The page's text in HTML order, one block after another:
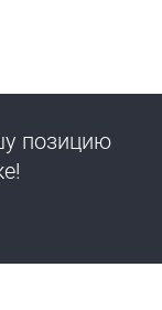
позицию